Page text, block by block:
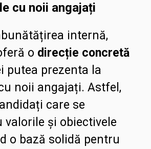
cu noii angajați
internă,
o direcție concretă
putea prezenta la
noii angajați. Astfel,
care se
valorile și obiectivele
o bază solidă pentru